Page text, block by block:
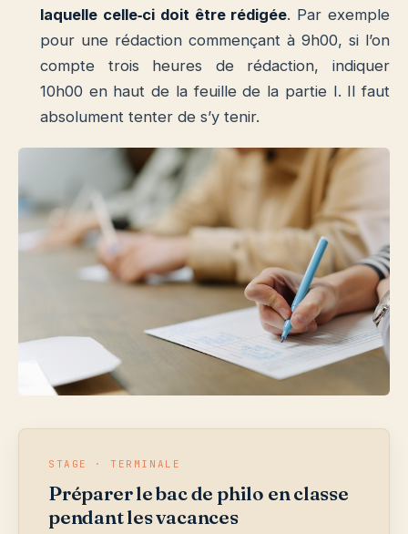
laquelle celle‐ci doit être rédigée. Par exemple
pour une rédaction commençant à 9h00, si l’on
compte trois heures de rédaction, indiquer
10h00 en haut de la feuille de la partie I. Il faut
absolument tenter de s’y tenir.
STAGE · TERMINALE
Préparer le bac de philo en classe
pendant les vacances